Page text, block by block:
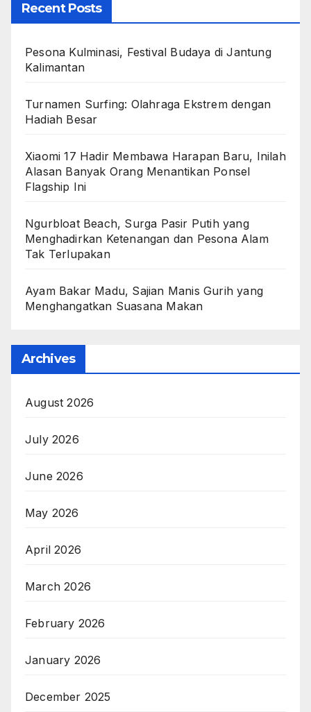
Recent Posts
Pesona Kulminasi, Festival Budaya di Jantung
Kalimantan
Turnamen Surfing: Olahraga Ekstrem dengan
Hadiah Besar
Xiaomi 17 Hadir Membawa Harapan Baru, Inilah
Alasan Banyak Orang Menantikan Ponsel
Flagship Ini
Ngurbloat Beach, Surga Pasir Putih yang
Menghadirkan Ketenangan dan Pesona Alam
Tak Terlupakan
Ayam Bakar Madu, Sajian Manis Gurih yang
Menghangatkan Suasana Makan
Archives
August 2026
July 2026
June 2026
May 2026
April 2026
March 2026
February 2026
January 2026
December 2025